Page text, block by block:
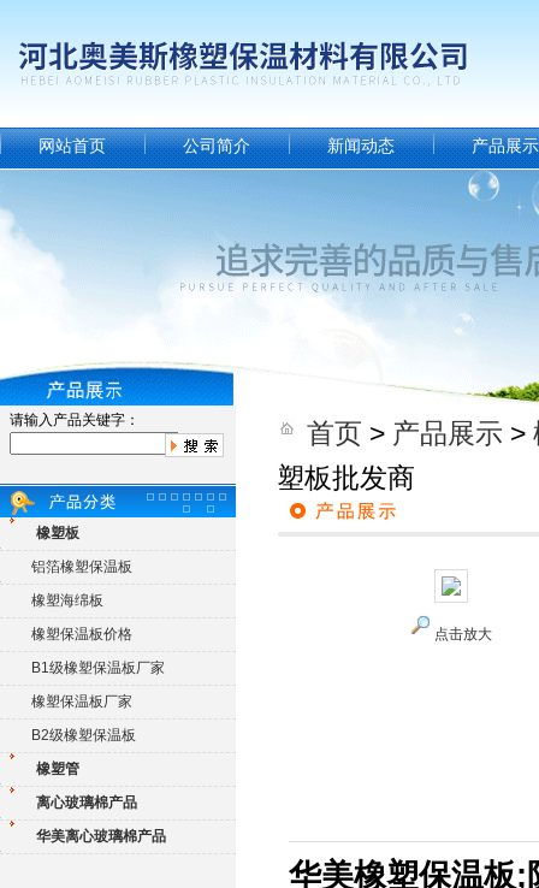
网站首页 公司简介 新闻动态 产品展示
请输入产品关键字：
橡塑板
铝箔橡塑保温板
橡塑海绵板
橡塑保温板价格
B1级橡塑保温板厂家
橡塑保温板厂家
B2级橡塑保温板
橡塑管
离心玻璃棉产品
华美离心玻璃棉产品
首页 > 产品展示 >
塑板批发商
点击放大
华美橡塑保温板;